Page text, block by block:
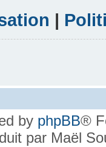
|
by phpBB®
par Maël